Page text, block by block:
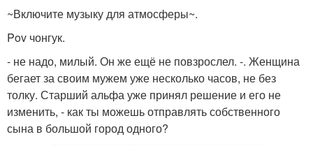
~Включите музыку для атмосферы~.
Pov чонгук.
- не надо, милый. Он же ещё не повзрослел. -. Женщина
бегает за своим мужем уже несколько часов, не без
толку. Старший альфа уже принял решение и его не
изменить, - как ты можешь отправлять собственного
сына в большой город одного?